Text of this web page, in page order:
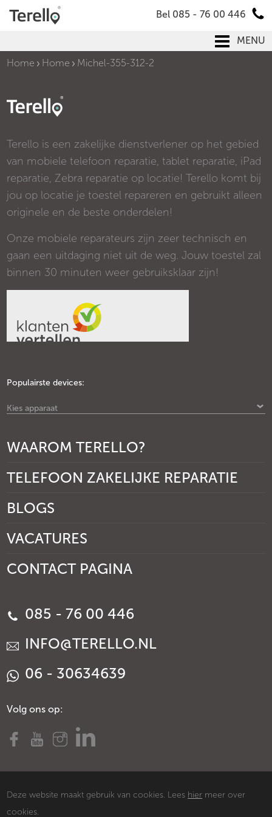
Bel 085 - 76 00 446
MENU
Home
Home Michel-355-312-2
Terello is een zakelijke dienstverlener op het gebied
van mobiele telefoon reparatie, tablet reparatie, iPad
reparatie, Zebra reparatie op locatie! Terello komt bij
jou op locatie je toestel repareren en gebruikt alleen
originele en de beste onderdelen!
Onze mobiele reparateurs zijn zeer technisch en
gaan een uitdaging niet uit de weg. Jouw toestel zal
binnen 30 minuten weer gebruiksklaar zijn!
Populairste devices:
Kies apparaat
WAAROM TERELLO?
TELEFOON ZAKELIJKE REPARATIE
BLOGS
VACATURES
CONTACT PAGINA
085 - 76 00 446
INFO@TERELLO.NL
06 - 30634639
Volg ons op:
Deze website maakt gebruik van cookies. Lees hier meer over
cookies.